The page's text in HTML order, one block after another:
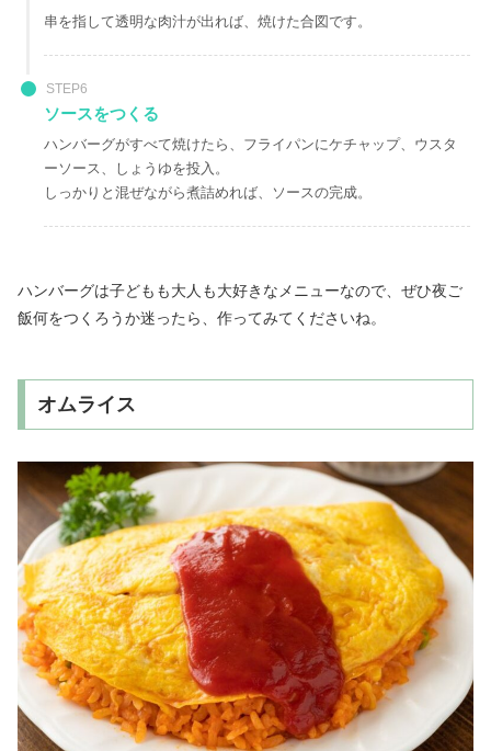
串を指して透明な肉汁が出れば、焼けた合図です。
STEP6
ソースをつくる
ハンバーグがすべて焼けたら、フライパンにケチャップ、ウスタ
ーソース、しょうゆを投入。
しっかりと混ぜながら煮詰めれば、ソースの完成。
ハンバーグは子どもも大人も大好きなメニューなので、ぜひ夜ご
飯何をつくろうか迷ったら、作ってみてくださいね。
オムライス